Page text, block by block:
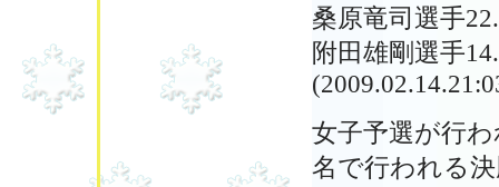
桑原竜司選手
附田雄剛選手
女子予選が行
名で行われる